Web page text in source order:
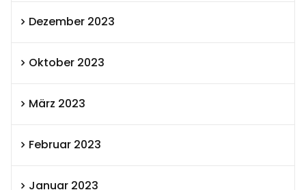
Dezember 2023
Oktober 2023
März 2023
Februar 2023
Januar 2023